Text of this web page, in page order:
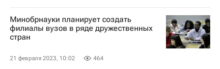
Минобрнауки планирует создать
филиалы вузов в ряде дружественных
стран
21 февраля 2023, 10:02 464